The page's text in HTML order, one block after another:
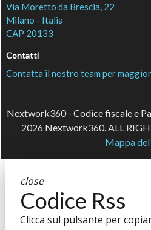
Via Moretto da Brescia, 22
Milano - Italia
CAP 20133
Contatti
Contatta il nostro team per
Nextwork360 - Codice fiscale e
2026 Nextwork360. ALL
Mappa
close
Codice Rss
Clicca sul pulsante per